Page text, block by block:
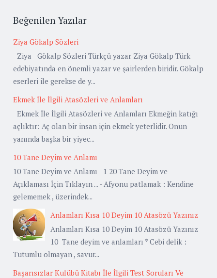
Beğenilen Yazılar
Ziya Gökalp Sözleri
Ziya Gökalp Sözleri Türkçü yazar Ziya Gökalp Türk
edebiyatında en önemli yazar ve şairlerden biridir. Gökalp
eserleri ile gerekse de y...
Ekmek İle İlgili Atasözleri ve Anlamları
Ekmek İle İlgili Atasözleri ve Anlamları Ekmeğin katığı
açlıktır: Aç olan bir insan için ekmek yeterlidir. Onun
yanında başka bir yiyec...
10 Tane Deyim ve Anlamı
10 Tane Deyim ve Anlamı - 1 20 Tane Deyim ve
Açıklaması İçin Tıklayın ... - Afyonu patlamak : Kendine
gelememek , üzerindek...
Anlamları Kısa 10 Deyim 10 Atasözü Yazınız
Anlamları Kısa 10 Deyim 10 Atasözü Yazınız
10 Tane deyim ve anlamları * Cebi delik :
Tutumlu olmayan , savur...
Başarısızlar Kulübü Kitabı İle İlgili Test Soruları Ve